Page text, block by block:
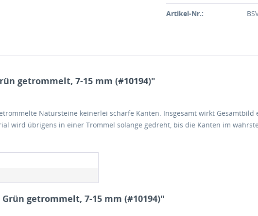
Artikel-Nr.:
getrommelt, 7-15 mm (#10194)"
Natursteine keinerlei scharfe Kanten. Insgesamt wirkt Gesamtbild
wird übrigens in einer Trommel solange gedreht, bis die Kanten im
getrommelt, 7-15 mm (#10194)"